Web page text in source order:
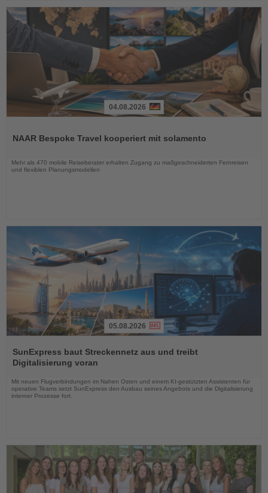
die
04.08.2026
NAAR Bespoke Travel kooperiert mit solamento
Mehr als 470 mobile Reiseberater erhalten Zugang zu maßgeschneiderten Fernreisen
und flexiblen Planungsmodellen
Sie
die
Nachrichten
05.08.2026
SunExpress baut Streckennetz aus und treibt
Digitalisierung voran
Mit neuen Flugverbindungen im Nahen Osten und einem KI-gestützten Assistenten für
operative Teams setzt SunExpress den Ausbau seines Angebots und die Digitalisierung
interner Prozesse fort.